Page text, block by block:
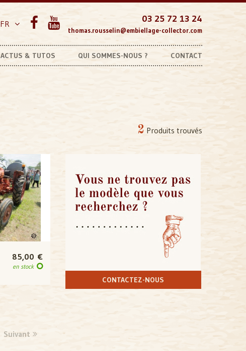
FR 03 25 72 13 24
thomas.rousselin@embiellage-collector.com
ACTUS & TUTOS QUI SOMMES-NOUS ? CONTACT
2 Produits trouvés
85,00 €
en stock
CONTACTEZ-NOUS
Suivant